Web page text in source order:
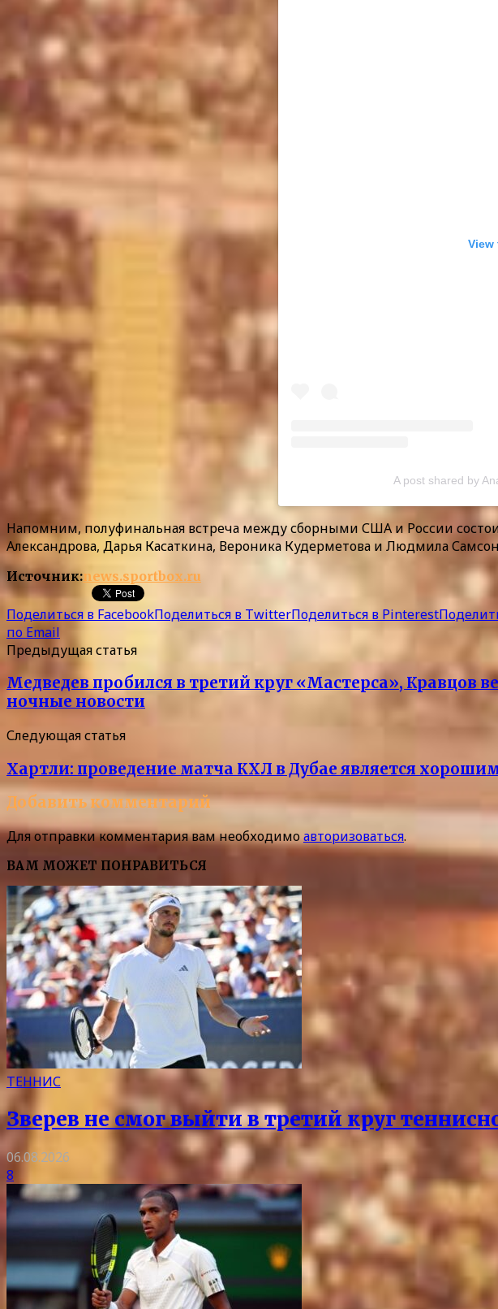
View
A post shared by
Напомним, полуфинальная встреча между сборными США и России
Александрова, Дарья Касаткина, Вероника Кудерметова и Людмила
Источник:news.sportbox.ru
Поделиться в FacebookПоделиться в TwitterПоделиться в Pinterest
по Email
Предыдущая статья
Медведев пробился в третий круг «Мастерса», Кравцов
ночные новости
Следующая статья
Хартли: проведение матча КХЛ в Дубае является
Добавить комментарий
Для отправки комментария вам необходимоавторизоваться.
ВАМ МОЖЕТ ПОНРАВИТЬСЯ
ТЕННИС
Зверев не смог выйти в третий круг
06.08.2026
8